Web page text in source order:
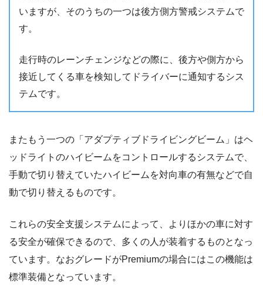
いますが、そのうちの一つは後方側方警戒システムで
す。
走行時のレーンチェンジなどの際に、後方や側方から
接近してくる車を検知してドライバーに通知するシス
テムです。
またもう一つの「アダプティブドライビングビーム」はヘ
ッドライトのハイビームをコントロールするシステムで、
手動で切り替えていたハイビームを対向車の有無などで自
動で切り替えるものです。
これらの安全支援システムによって、よりほかの車に対す
る安全が確保できるので、多くの人が装着するものとなっ
ています。なおグレードがPremiumの場合にはこの機能は
標準装備となっています。